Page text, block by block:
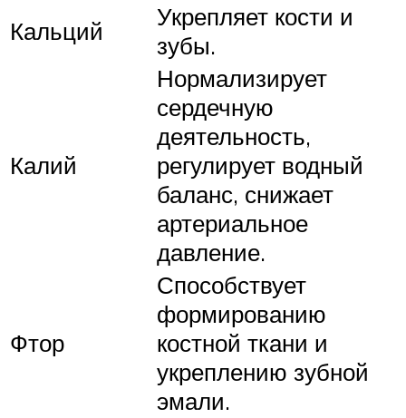
Кальций
Укрепляет кости и
зубы.
Калий
Нормализирует
сердечную
деятельность,
регулирует водный
баланс, снижает
артериальное
давление.
Фтор
Способствует
формированию
костной ткани и
укреплению зубной
эмали.